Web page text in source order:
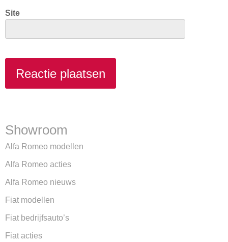
Site
Showroom
Alfa Romeo modellen
Alfa Romeo acties
Alfa Romeo nieuws
Fiat modellen
Fiat bedrijfsauto’s
Fiat acties